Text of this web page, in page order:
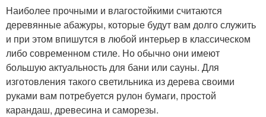
Наиболее прочными и влагостойкими считаются
деревянные абажуры, которые будут вам долго служить
и при этом впишутся в любой интерьер в классическом
либо современном стиле. Но обычно они имеют
большую актуальность для бани или сауны. Для
изготовления такого светильника из дерева своими
руками вам потребуется рулон бумаги, простой
карандаш, древесина и саморезы.